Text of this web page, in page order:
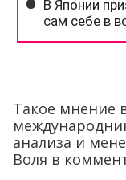
Такое мнение
анализа и
Воля в